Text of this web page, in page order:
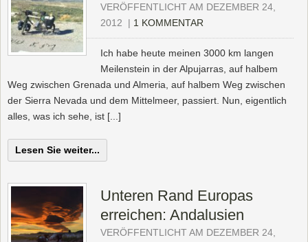
VERÖFFENTLICHT AM DEZEMBER 24,
2012
| 1 KOMMENTAR
Ich habe heute meinen 3000 km langen
Meilenstein in der Alpujarras, auf halbem
Weg zwischen Grenada und Almeria, auf halbem Weg zwischen
der Sierra Nevada und dem Mittelmeer, passiert. Nun, eigentlich
alles, was ich sehe, ist [...]
Lesen Sie weiter...
Unteren Rand Europas
erreichen: Andalusien
VERÖFFENTLICHT AM DEZEMBER 24,